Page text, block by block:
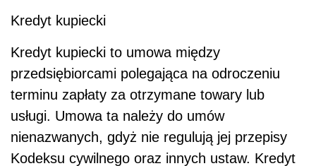
Kredyt kupiecki
Kredyt kupiecki to umowa między
przedsiębiorcami polegająca na odroczeniu
terminu zapłaty za otrzymane towary lub
usługi. Umowa ta należy do umów
nienazwanych, gdyż nie regulują jej przepisy
Kodeksu cywilnego oraz innych ustaw. Kredyt